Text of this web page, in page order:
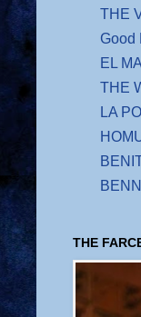
THE
Good
EL
THE
LA
THE